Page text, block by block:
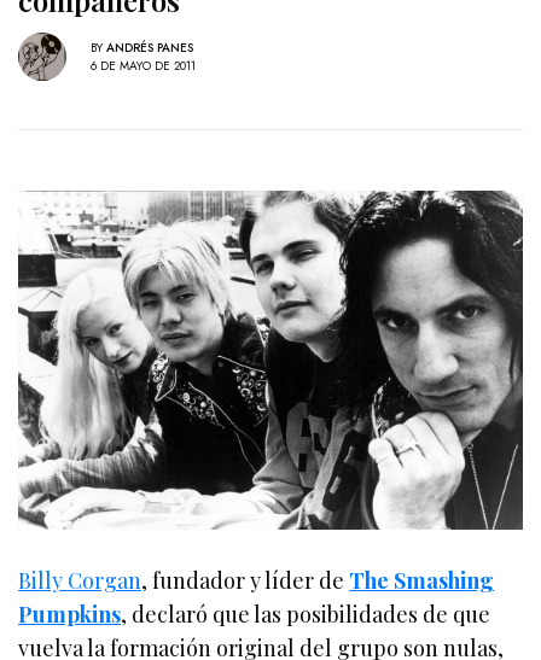
BY ANDRÉS PANES
6 DE MAYO DE 2011
Billy Corgan, fundador y líder de The Smashing
Pumpkins, declaró que las posibilidades de que
vuelva la formación original del grupo son nulas,